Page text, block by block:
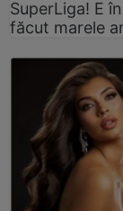
SuperLiga! E
făcut marele